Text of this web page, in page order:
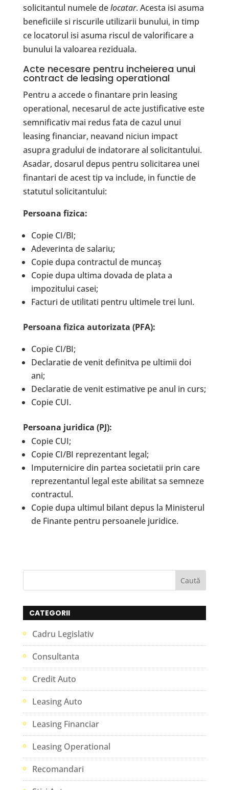
solicitantul numele delocatar. Acesta isi asuma
beneficiile si riscurile utilizarii bunului, in timp
ce locatorul isi asuma riscul de valorificare a
bunului la valoarea reziduala.
Acte necesare pentru incheierea unui
contract de leasing operational
Pentru a accede o finantare prin leasing
operational, necesarul de acte justificative este
semnificativ mai redus fata de cazul unui
leasing financiar, neavand niciun impact
asupra gradului de indatorare al solicitantului.
Asadar, dosarul depus pentru solicitarea unei
finantari de acest tip va include, in functie de
statutul solicitantului:
Persoana fizica:
Copie CI/BI;
Adeverinta de salariu;
Copie dupa contractul de muncaș
Copie dupa ultima dovada de plata a
impozitului casei;
Facturi de utilitati pentru ultimele trei luni.
Persoana fizica autorizata (PFA):
Copie CI/BI;
Declaratie de venit definitva pe ultimii doi
ani;
Declaratie de venit estimative pe anul in curs;
Copie CUI.
Persoana juridica (PJ):
Copie CUI;
Copie CI/BI reprezentant legal;
Imputernicire din partea societatii prin care
reprezentantul legal este abilitat sa semneze
contractul.
Copie dupa ultimul bilant depus la Ministerul
de Finante pentru persoanele juridice.
CATEGORII
Cadru Legislativ
Consultanta
Credit Auto
Leasing Auto
Leasing Financiar
Leasing Operational
Recomandari